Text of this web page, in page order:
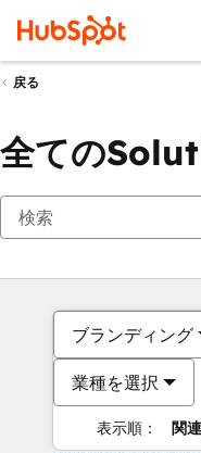
戻る
全ての
ブランディング
業種を選択
表示順： 関